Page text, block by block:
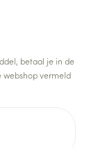
betaal je in de
webshop vermeld